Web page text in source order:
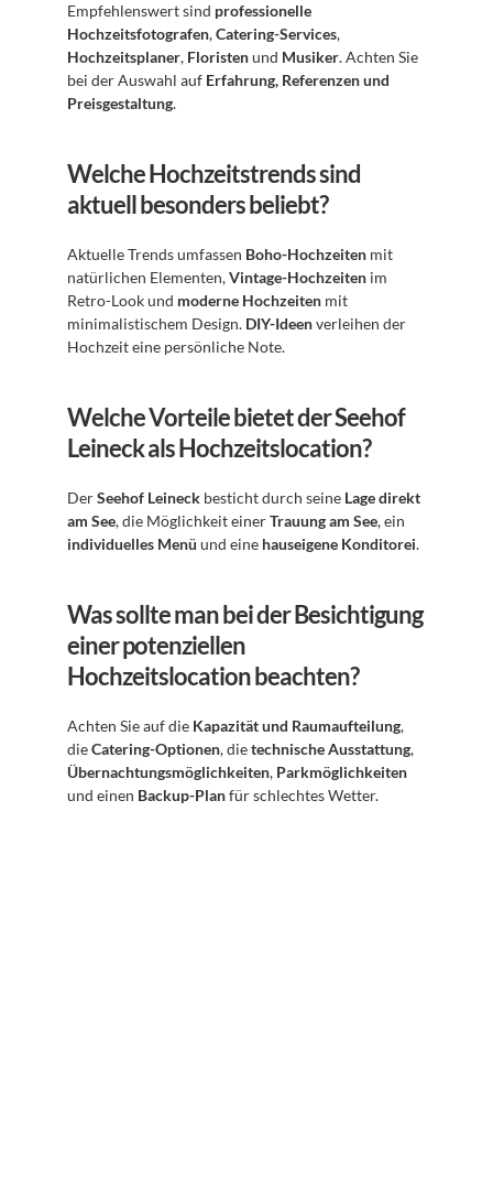
Empfehlenswert sind professionelle
Hochzeitsfotografen, Catering-Services
Hochzeitsplaner, Floristen und Musiker. Achten Sie
bei der Auswahl auf Erfahrung, Referenzen und
Preisgestaltung.
Welche Hochzeitstrends sind
aktuell besonders beliebt?
Aktuelle Trends umfassen Boho-Hochzeiten mit
natürlichen Elementen, Vintage-Hochzeiten im
Retro-Look und moderne Hochzeiten mit
minimalistischem Design. DIY-Ideen verleihen der
Hochzeit eine persönliche Note.
Welche Vorteile bietet der Seehof
Leineck als Hochzeitslocation?
Der Seehof Leineck besticht durch seine Lage direkt
am See, die Möglichkeit einer Trauung am See
individuelles Menü und eine hauseigene Konditorei.
Was sollte man bei der Besichtigung
einer potenziellen
Hochzeitslocation beachten?
Achten Sie auf die Kapazität und Raumaufteilung,
die Catering-Optionen, die technische Ausstattung
Übernachtungsmöglichkeiten, Parkmöglichkeiten
und einen Backup-Plan für schlechtes Wetter.